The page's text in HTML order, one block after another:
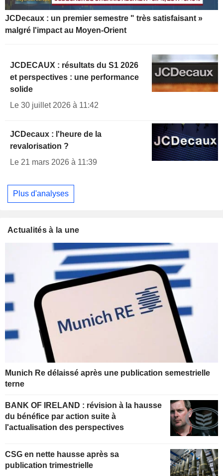
JCDecaux : un premier semestre " très satisfaisant »
malgré l'impact au Moyen-Orient
JCDECAUX : résultats du S1 2026
et perspectives : une performance
solide
Le 30 juillet 2026 à 11:42
JCDecaux : l'heure de la
revalorisation ?
Le 21 mars 2026 à 11:39
Plus d'analyses
Actualités à la une
Munich Re délaissé après une publication semestrielle
terne
BANK OF IRELAND : révision à la hausse
du bénéfice par action suite à
l'actualisation des perspectives
CSG en nette hausse après sa
publication trimestrielle